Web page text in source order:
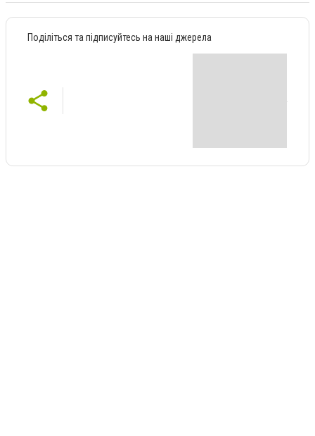
Поділіться та підписуйтесь на наші джерела